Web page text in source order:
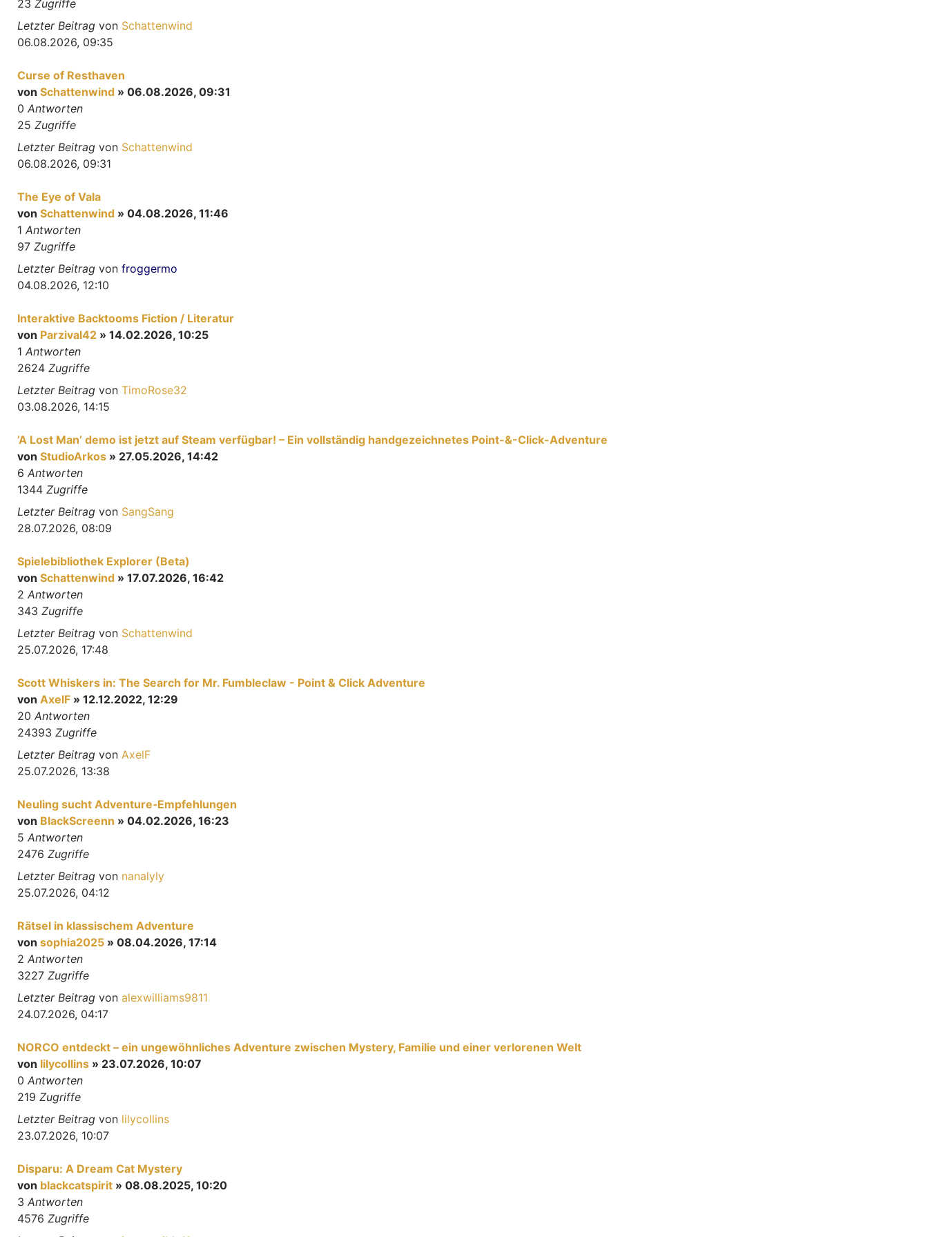
23 Zugriffe
Letzter Beitrag von Schattenwind
06.08.2026, 09:35
Curse of Resthaven
von Schattenwind » 06.08.2026, 09:31
0 Antworten
25 Zugriffe
Letzter Beitrag von Schattenwind
06.08.2026, 09:31
The Eye of Vala
von Schattenwind » 04.08.2026, 11:46
1 Antworten
97 Zugriffe
Letzter Beitrag von froggermo
04.08.2026, 12:10
Interaktive Backtooms Fiction / Literatur
von Parzival42 » 14.02.2026, 10:25
1 Antworten
2624 Zugriffe
Letzter Beitrag von TimoRose32
03.08.2026, 14:15
’A Lost Man’ demo ist jetzt auf Steam verfügbar! – Ein vollständig handgezeichnetes Point-&-Click-Adventure
von StudioArkos » 27.05.2026, 14:42
6 Antworten
1344 Zugriffe
Letzter Beitrag von SangSang
28.07.2026, 08:09
Spielebibliothek Explorer (Beta)
von Schattenwind » 17.07.2026, 16:42
2 Antworten
343 Zugriffe
Letzter Beitrag von Schattenwind
25.07.2026, 17:48
Scott Whiskers in: The Search for Mr. Fumbleclaw - Point & Click Adventure
von AxelF » 12.12.2022, 12:29
20 Antworten
24393 Zugriffe
Letzter Beitrag von AxelF
25.07.2026, 13:38
Neuling sucht Adventure‑Empfehlungen
von BlackScreenn » 04.02.2026, 16:23
5 Antworten
2476 Zugriffe
Letzter Beitrag von nanalyly
25.07.2026, 04:12
Rätsel in klassischem Adventure
von sophia2025 » 08.04.2026, 17:14
2 Antworten
3227 Zugriffe
Letzter Beitrag von alexwilliams9811
24.07.2026, 04:17
NORCO entdeckt – ein ungewöhnliches Adventure zwischen Mystery, Familie und einer verlorenen Welt
von lilycollins » 23.07.2026, 10:07
0 Antworten
219 Zugriffe
Letzter Beitrag von lilycollins
23.07.2026, 10:07
Disparu: A Dream Cat Mystery
von blackcatspirit » 08.08.2025, 10:20
3 Antworten
4576 Zugriffe